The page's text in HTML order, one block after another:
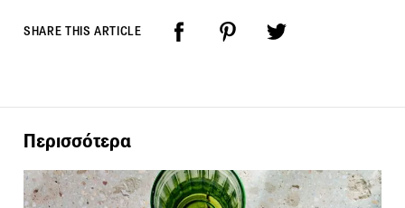
SHARE THIS ARTICLE
Περισσότερα